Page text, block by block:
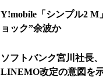
Y!mobile「シンプル2
ョック”余波か
ソフトバンク宮川社長
LINEMO改定の意図を